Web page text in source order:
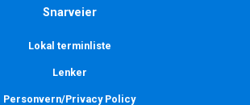
Snarveier
Lokal terminliste
Lenker
Personvern/Privacy Policy